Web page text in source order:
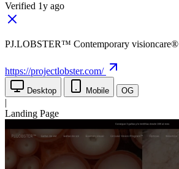
Verified 1y ago
PJ.LOBSTER™ Contemporary visioncare®
https://projectlobster.com/
Desktop Mobile OG
|
Landing Page